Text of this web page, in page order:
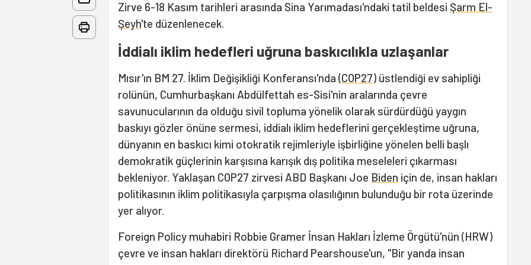
Zirve 6-18 Kasım tarihleri ​​arasında Sina Yarımadası'ndaki tatil beldesi Şarm El-
Şeyh'te düzenlenecek.
İddialı iklim hedefleri uğruna baskıcılıkla uzlaşanlar
Mısır'ın BM 27. İklim Değişikliği Konferansı'nda (COP27) üstlendiği ev sahipliği
rolünün, Cumhurbaşkanı Abdülfettah es-Sisi'nin aralarında çevre
savunucularının da olduğu sivil topluma yönelik olarak sürdürdüğü yaygın
baskıyı gözler önüne sermesi, iddialı iklim hedeflerini gerçekleştime uğruna,
dünyanın en baskıcı kimi otokratik rejimleriyle işbirliğine yönelen belli başlı
demokratik güçlerinin karşısına karışık dış politika meseleleri çıkarması
bekleniyor. Yaklaşan COP27 zirvesi ABD Başkanı Joe Biden için de, insan hakları
politikasının iklim politikasıyla çarpışma olasılığının bulunduğu bir rota üzerinde
yer alıyor.
Foreign Policy muhabiri Robbie Gramer İnsan Hakları İzleme Örgütü'nün (HRW)
çevre ve insan hakları direktörü Richard Pearshouse'un, "Bir yanda insan